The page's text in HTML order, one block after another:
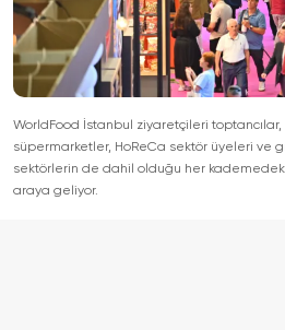
WorldFood İstanbul ziyaretçileri
süpermarketler, HoReCa sektör üyeleri ve
sektörlerin de dahil olduğu her kademedeki
araya geliyor.